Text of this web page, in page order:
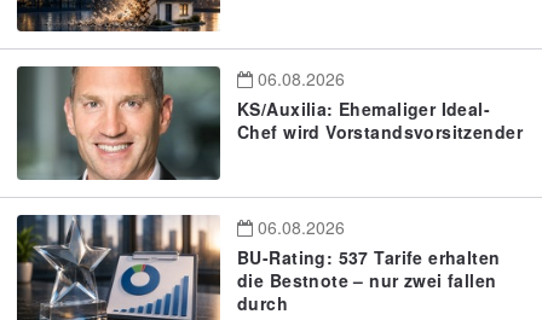
06.08.2026
KS/Auxilia: Ehemaliger Ideal-
Chef wird Vorstandsvorsitzender
06.08.2026
BU-Rating: 537 Tarife erhalten
die Bestnote – nur zwei fallen
durch